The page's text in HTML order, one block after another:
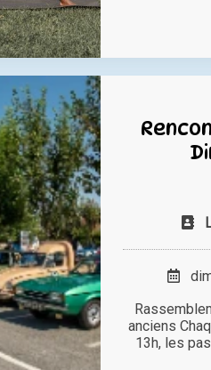
anciens
13h, les